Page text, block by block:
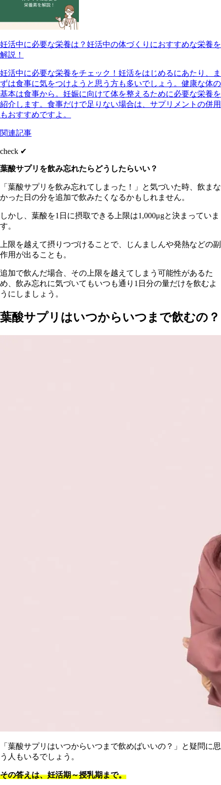
妊活中に必要な栄養は？妊活中の体づくりにおすすめな栄養を
解説！
妊活中に必要な栄養をチェック！妊活をはじめるにあたり、ま
ずは食事に気をつけようと思う方も多いでしょう。健康な体の
基本は食事から。妊娠に向けて体を整えるために必要な栄養を
紹介します。食事だけで足りない場合は、サプリメントの併用
もおすすめですよ。
関連記事
check ✔︎
葉酸サプリを飲み忘れたらどうしたらいい？
「葉酸サプリを飲み忘れてしまった！」と気づいた時、飲まな
かった日の分を追加で飲みたくなるかもしれません。
しかし、葉酸を1日に摂取できる上限は1,000μgと決まっていま
す。
上限を越えて摂りつづけることで、じんましんや発熱などの副
作用が出ることも。
追加で飲んだ場合、その上限を越えてしまう可能性があるた
め、飲み忘れに気づいてもいつも通り1日分の量だけを飲むよ
うにしましょう。
葉酸サプリはいつからいつまで飲むの？
「葉酸サプリはいつからいつまで飲めばいいの？」と疑問に思
う人もいるでしょう。
その答えは、妊活期～授乳期まで。